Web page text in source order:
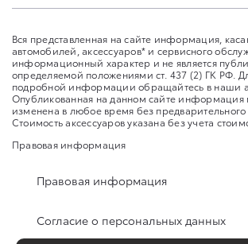
Вся представленная на сайте информация,
автомобилей, аксессуаров* и сервисного
информационный характер и не является
определяемой положениями ст. 437 (2) ГК РФ.
подробной информации обращайтесь в наши
Опубликованная на данном сайте информация
изменена в любое время без
Стоимость аксессуаров указана без учета
Правовая информация
Правовая информация
Согласие о персональных данных